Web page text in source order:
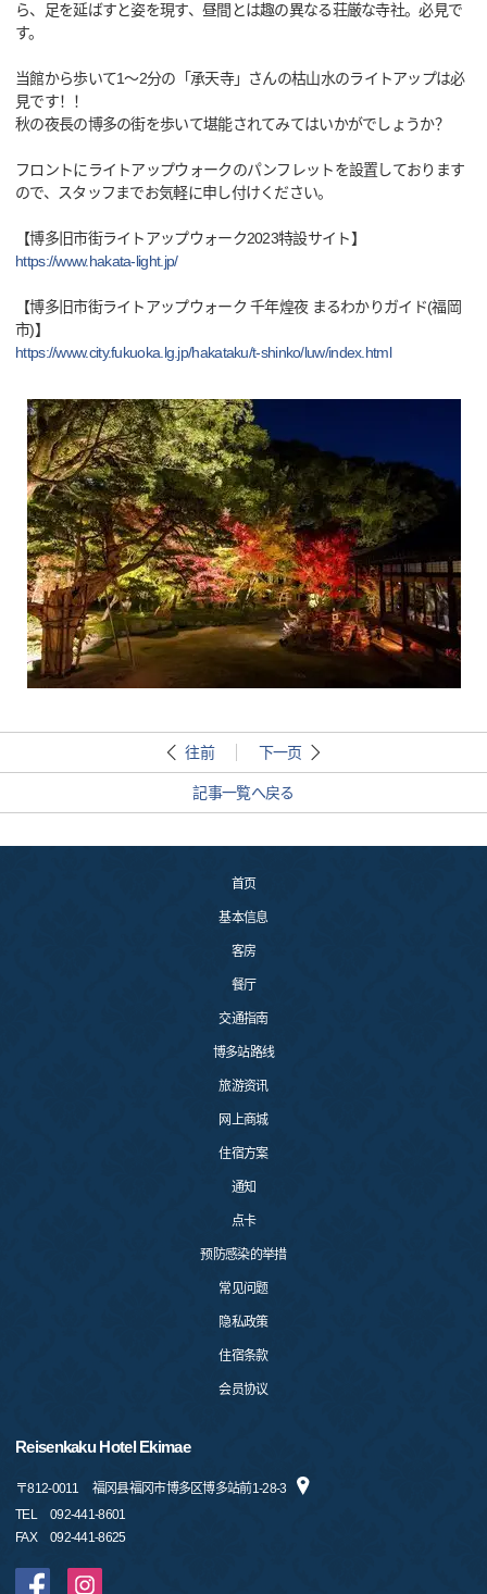
ら、足を延ばすと姿を現す、昼間とは趣の異なる荘厳な寺社。必見で
す。
当館から歩いて1～2分の「承天寺」さんの枯山水のライトアップは必
見です！！
秋の夜長の博多の街を歩いて堪能されてみてはいかがでしょうか？
フロントにライトアップウォークのパンフレットを設置しております
ので、スタッフまでお気軽に申し付けください。
【博多旧市街ライトアップウォーク2023特設サイト】
https://www.hakata-light.jp/
【博多旧市街ライトアップウォーク 千年煌夜 まるわかりガイド(福岡
市)】
https://www.city.fukuoka.lg.jp/hakataku/t-shinko/luw/index.html
往前 下一页
記事一覧へ戻る
首页
基本信息
客房
餐厅
交通指南
博多站路线
旅游资讯
网上商城
住宿方案
通知
点卡
预防感染的举措
常见问题
隐私政策
住宿条款
会员协议
Reisenkaku Hotel Ekimae
〒812-0011
福冈县福冈市博多区博多站前1-28-3
TEL
092-441-8601
FAX
092-441-8625